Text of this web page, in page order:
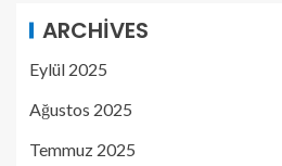
ARCHIVES
Eylül 2025
Ağustos 2025
Temmuz 2025